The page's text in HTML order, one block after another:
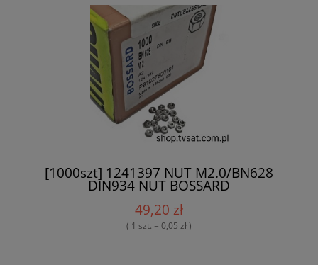
[1000szt] 1241397 NUT M2.0/BN628
DIN934 NUT BOSSARD
49,20 zł
( 1 szt. = 0,05 zł )